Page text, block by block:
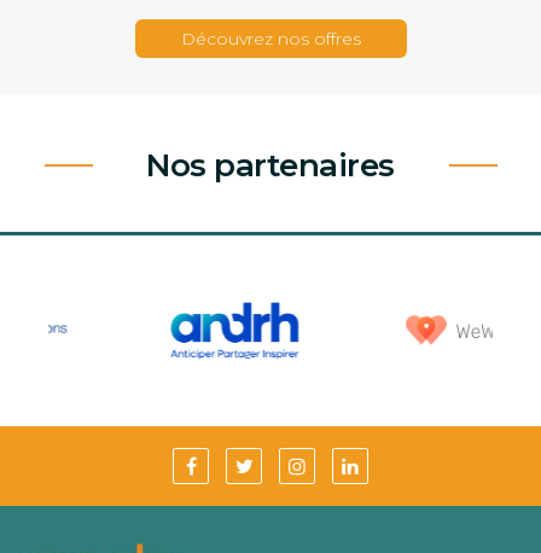
Découvrez nos offres
Nos partenaires